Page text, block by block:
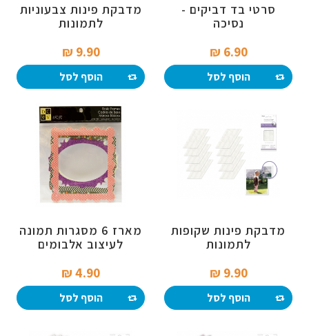
סרטי בד דביקים -
נסיכה
6.90 ₪‎
הוסף לסל
מדבקת פינות צבעוניות
לתמונות
9.90 ₪‎
הוסף לסל
מדבקת פינות שקופות
לתמונות
9.90 ₪‎
הוסף לסל
מארז 6 מסגרות תמונה
לעיצוב אלבומים
4.90 ₪‎
הוסף לסל